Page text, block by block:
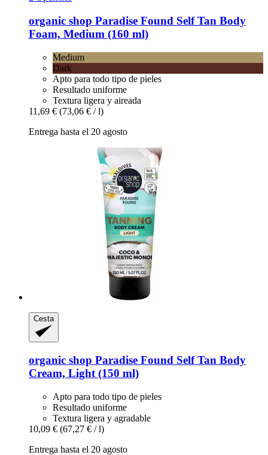
organic shop Paradise Found Self Tan Body
Foam, Medium (160 ml)
Medium
Dark
Apto para todo tipo de pieles
Resultado uniforme
Textura ligera y aireada
11,69 € (73,06 € / l)
Entrega hasta el 20 agosto
Cesta
organic shop Paradise Found Self Tan Body
Cream, Light (150 ml)
Apto para todo tipo de pieles
Resultado uniforme
Textura ligera y agradable
10,09 € (67,27 € / l)
Entrega hasta el 20 agosto